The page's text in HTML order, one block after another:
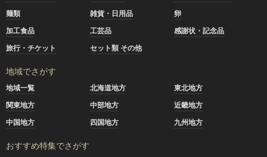
麺類
雑貨・日用品
卵
加工食品
工芸品
感謝状・記念品
旅行・チケット
セット類 その他
地域でさがす
地域一覧 北海道地方
東北地方
関東地方
中部地方
近畿地方
中国地方
四国地方 九州地方
おすすめ特集でさがす